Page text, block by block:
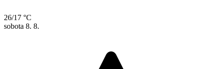
26/17 °C
sobota 8. 8.